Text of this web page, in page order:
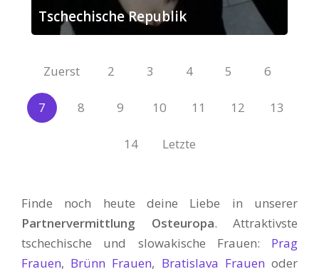
Tschechische Republik
Zuerst 2 3 4 5 6
7 8 9 10 11 12 13
14 Letzte
Finde noch heute deine Liebe in unserer
Partnervermittlung Osteuropa. Attraktivste
tschechische und slowakische Frauen: Prag
Frauen, Brünn Frauen, Bratislava Frauen oder